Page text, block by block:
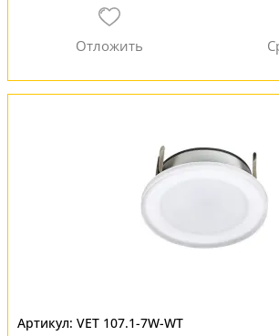
VET 107.1-7W-WT